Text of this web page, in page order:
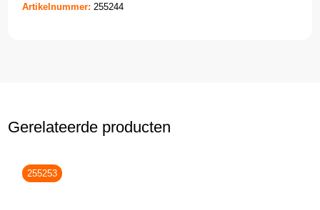
Artikelnummer: 255244
Gerelateerde producten
255253